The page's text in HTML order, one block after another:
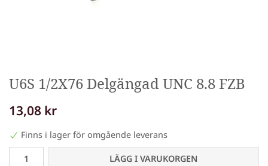
U6S 1/2X76 Delgängad UNC 8.8 FZB
13,08 kr
Finns i lager för omgående leverans
LÄGG I VARUKORGEN